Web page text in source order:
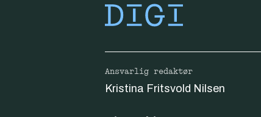
Ansvarlig redaktør
Kristina Fritsvold Nilsen